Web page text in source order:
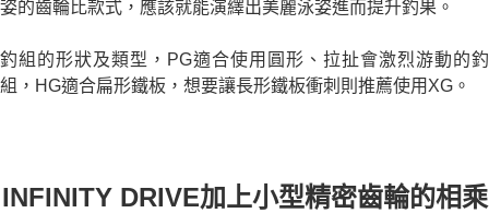
姿的齒輪比款式，應該就能演繹出美麗泳姿進而提升釣果。
釣組的形狀及類型，PG適合使用圓形、拉扯會激烈游動的釣
組，HG適合扁形鐵板，想要讓長形鐵板衝刺則推薦使用XG。
INFINITY DRIVE加上小型精密齒輪的相乘